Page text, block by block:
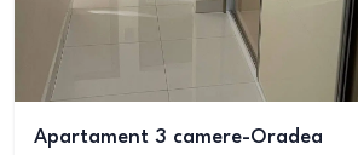
Apartament 3 camere-Oradea